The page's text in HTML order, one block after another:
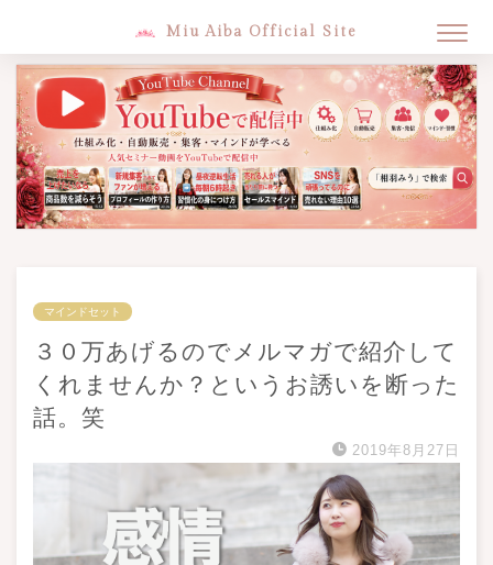
Miu Aiba Official Site
マインドセット
３０万あげるのでメルマガで紹介して
くれませんか？というお誘いを断った
話。笑
2019年8月27日